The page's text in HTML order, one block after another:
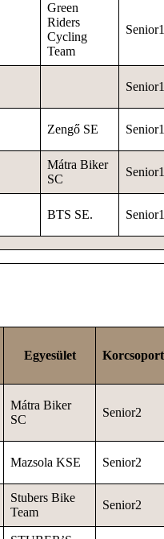
Green
Riders
Cycling
Team
Senior1
Senior1
Zengő SE Senior1
Mátra Biker
SC
Senior1
BTS SE. Senior1
Egyesület Korcsoport
Mátra Biker
SC
Senior2
Mazsola KSE Senior2
Stubers Bike
Team
Senior2